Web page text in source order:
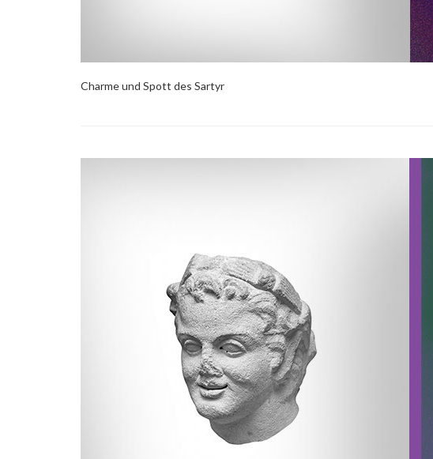
Charme und Spott des Sartyr